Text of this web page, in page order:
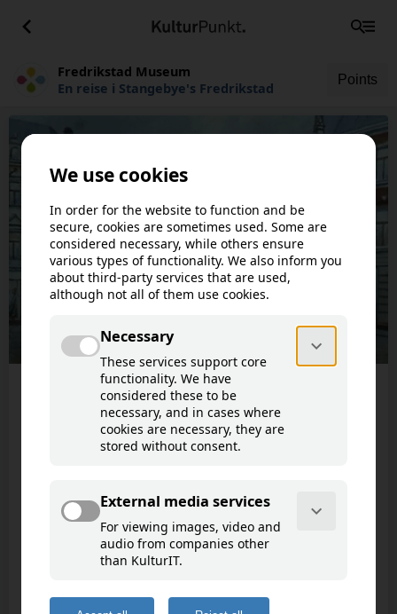
Fredrikstad Museum
En reise i Stangebye's Fredrikstad
Points
This article is not available in your
language.
Stortorvet i 1923
Goto map
Torvet. Dagens Kaffebrenneriet ligger i
Jacobsen